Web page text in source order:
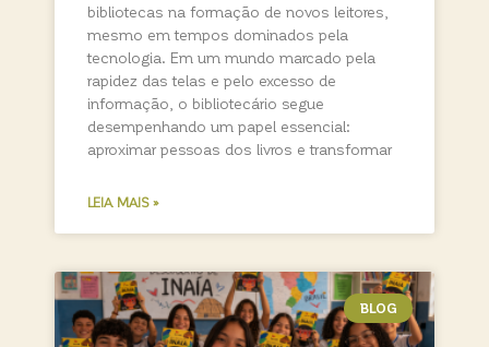
bibliotecas na formação de novos leitores,
mesmo em tempos dominados pela
tecnologia. Em um mundo marcado pela
rapidez das telas e pelo excesso de
informação, o bibliotecário segue
desempenhando um papel essencial:
aproximar pessoas dos livros e transformar
LEIA MAIS »
BLOG